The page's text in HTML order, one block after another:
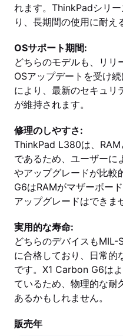
れます。ThinkPadシリ
り、長期間の使用に耐え
OSサポート期間:
どちらのモデルも、リ
OSアップデートを受け
により、最新のセキュリ
が維持されます。
修理のしやすさ:
ThinkPad L380は、RAM
であるため、ユーザーに
やアップグレードが比較
G6はRAMがマザーボー
アップグレードはできま
実用的な寿命:
どちらのデバイスもMIL-
に合格しており、日常的
です。X1 Carbon G6は
ているため、物理的な耐
あるかもしれません。
販売年